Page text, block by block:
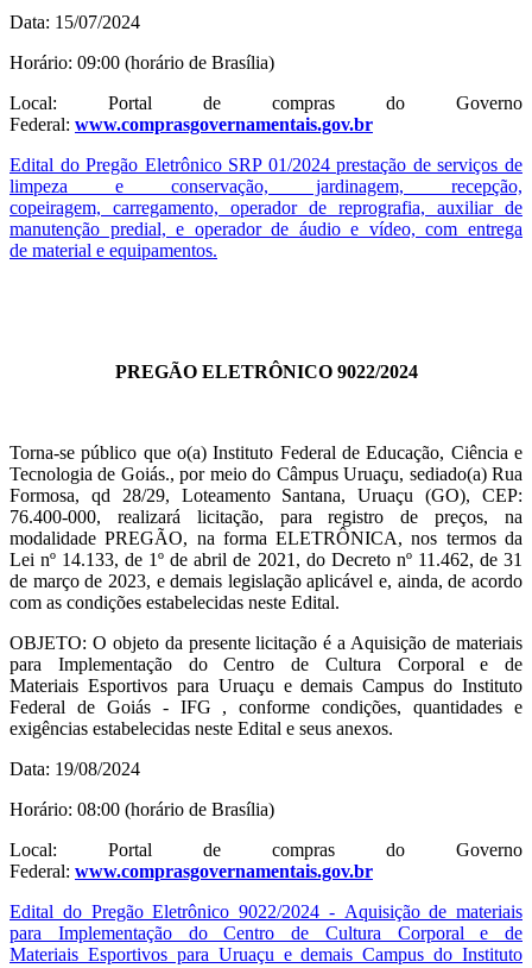
Data: 15/07/2024
Horário: 09:00 (horário de Brasília)
Local: Portal de compras do Governo
Federal: www.comprasgovernamentais.gov.br
Edital do Pregão Eletrônico SRP 01/2024 prestação de serviços de
limpeza e conservação, jardinagem, recepção,
copeiragem, carregamento, operador de reprografia, auxiliar de
manutenção predial, e operador de áudio e vídeo, com entrega
de material e equipamentos.
PREGÃO ELETRÔNICO 9022/2024
Torna-se público que o(a) Instituto Federal de Educação, Ciência e
Tecnologia de Goiás., por meio do Câmpus Uruaçu, sediado(a) Rua
Formosa, qd 28/29, Loteamento Santana, Uruaçu (GO), CEP:
76.400-000, realizará licitação, para registro de preços, na
modalidade PREGÃO, na forma ELETRÔNICA, nos termos da
Lei nº 14.133, de 1º de abril de 2021, do Decreto nº 11.462, de 31
de março de 2023, e demais legislação aplicável e, ainda, de acordo
com as condições estabelecidas neste Edital.
OBJETO: O objeto da presente licitação é a Aquisição de materiais
para Implementação do Centro de Cultura Corporal e de
Materiais Esportivos para Uruaçu e demais Campus do Instituto
Federal de Goiás - IFG , conforme condições, quantidades e
exigências estabelecidas neste Edital e seus anexos.
Data: 19/08/2024
Horário: 08:00 (horário de Brasília)
Local: Portal de compras do Governo
Federal: www.comprasgovernamentais.gov.br
Edital do Pregão Eletrônico 9022/2024 - Aquisição de materiais
para Implementação do Centro de Cultura Corporal e de
Materiais Esportivos para Uruaçu e demais Campus do Instituto